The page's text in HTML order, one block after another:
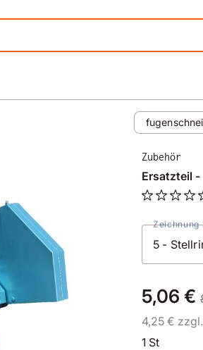
Zubehör
Ersatzteil
Zeichnung
5,06 €
4,25 €
1 St